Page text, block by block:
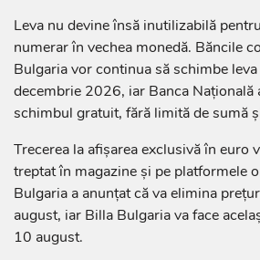
Leva nu devine însă inutilizabilă
numerar în vechea monedă. Băncile
Bulgaria vor continua să schimbe
decembrie 2026, iar Banca Națională
schimbul gratuit, fără limită de sumă
Trecerea la afișarea exclusivă în euro
treptat în magazine și pe platformele
Bulgaria a anunțat că va elimina
august, iar Billa Bulgaria va face
10 august.